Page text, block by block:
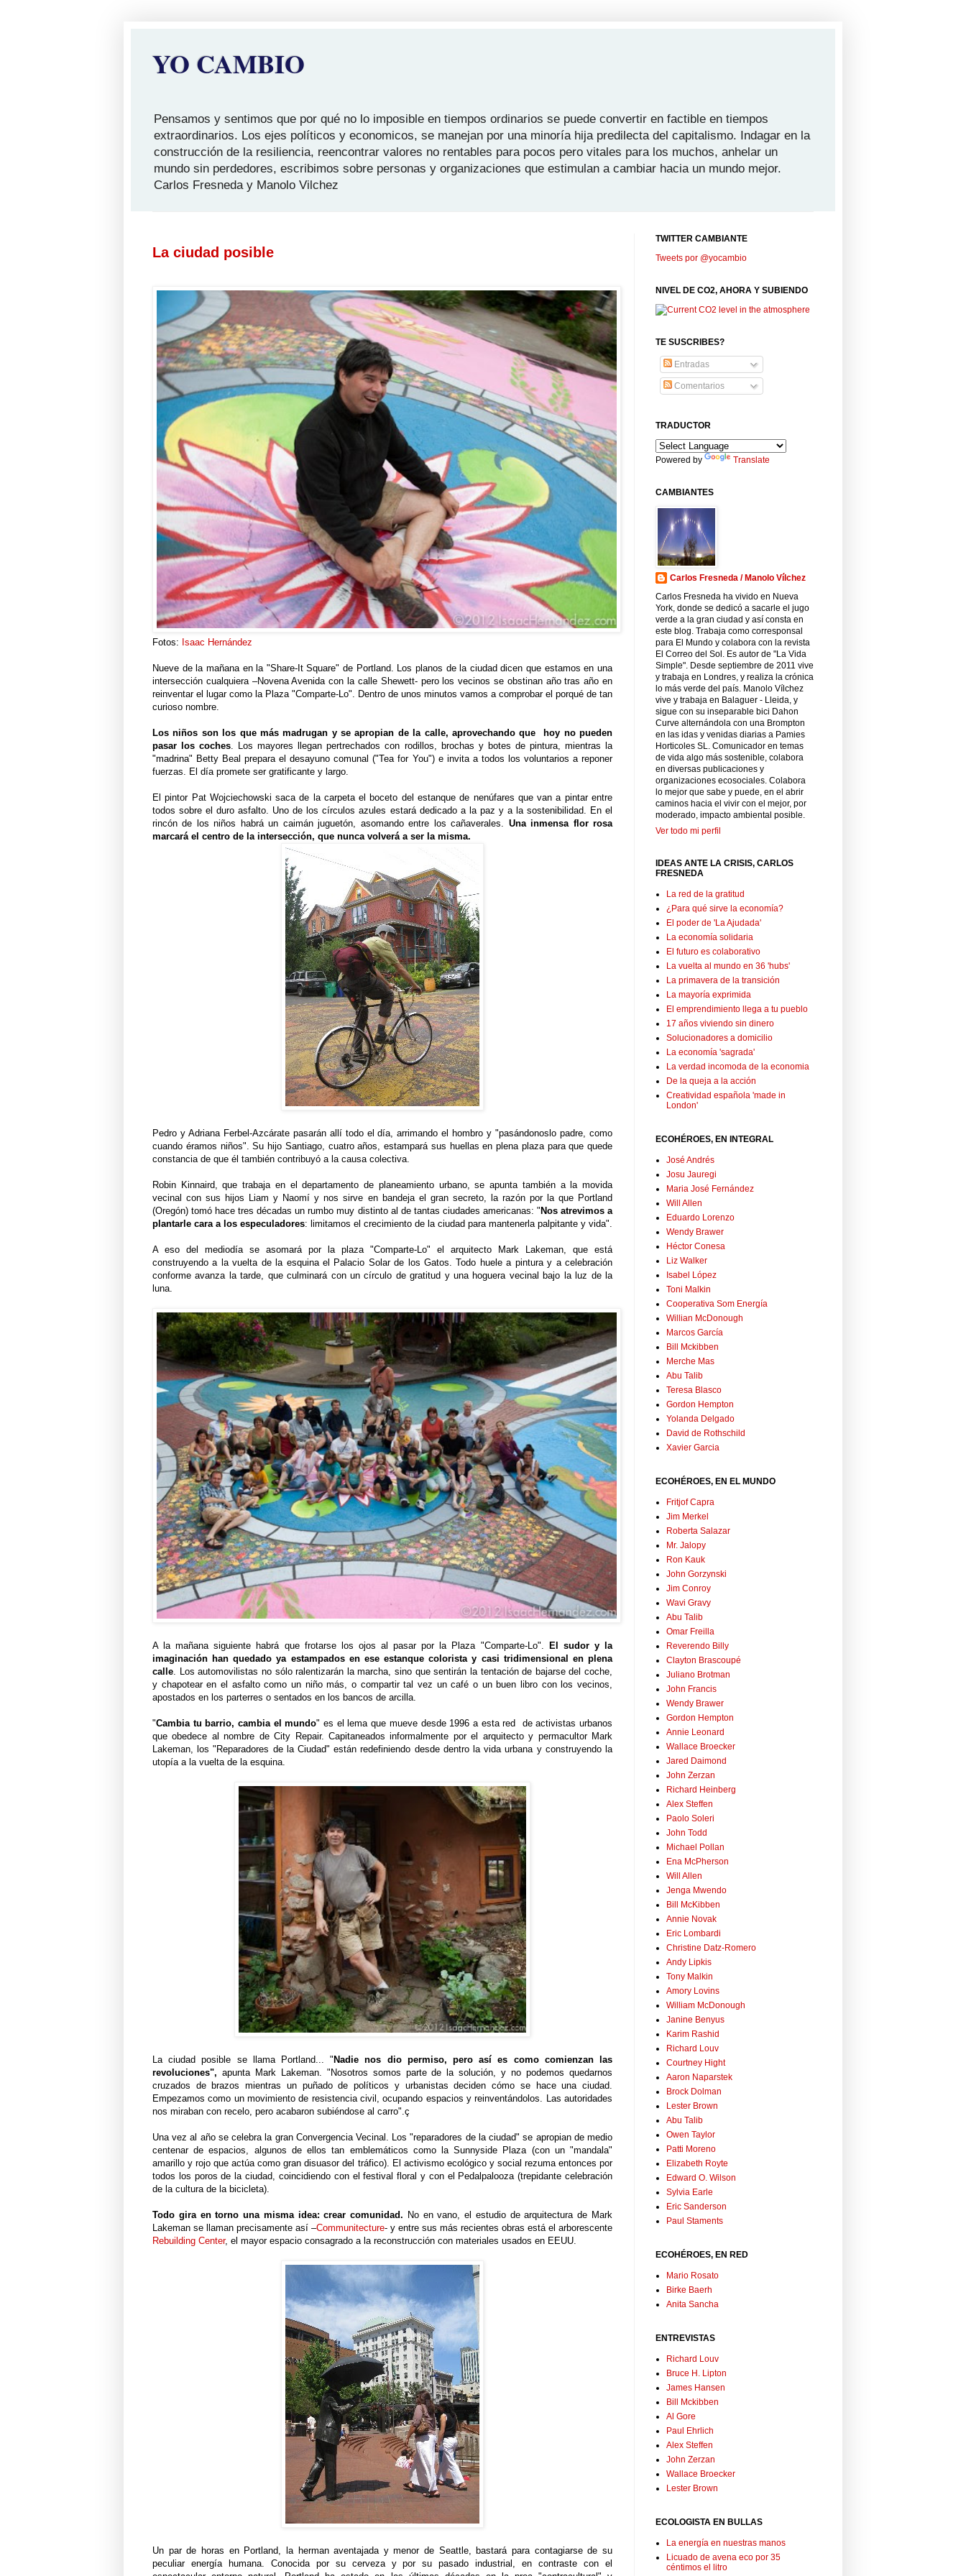
YO CAMBIO
Pensamos y sentimos que por qué no lo imposible en tiempos ordinarios se puede convertir en factible en tiempos
extraordinarios. Los ejes políticos y economicos, se manejan por una minoría hija predilecta del capitalismo. Indagar en la
construcción de la resiliencia, reencontrar valores no rentables para pocos pero vitales para los muchos, anhelar un
mundo sin perdedores, escribimos sobre personas y organizaciones que estimulan a cambiar hacia un mundo mejor.
Carlos Fresneda y Manolo Vilchez
La ciudad posible
Fotos: Isaac Hernández
Nueve de la mañana en la "Share-It Square" de Portland. Los planos de la ciudad dicen que estamos en una
intersección cualquiera –Novena Avenida con la calle Shewett- pero los vecinos se obstinan año tras año en
reinventar el lugar como la Plaza "Comparte-Lo". Dentro de unos minutos vamos a comprobar el porqué de tan
curioso nombre.
Los niños son los que más madrugan y se apropian de la calle, aprovechando que hoy no pueden
pasar los coches . Los mayores llegan pertrechados con rodillos, brochas y botes de pintura, mientras la
"madrina" Betty Beal prepara el desayuno comunal ("Tea for You") e invita a todos los voluntarios a reponer
fuerzas. El día promete ser gratificante y largo.
El pintor Pat Wojciechowski saca de la carpeta el boceto del estanque de nenúfares que van a pintar entre
todos sobre el duro asfalto. Uno de los círculos azules estará dedicado a la paz y a la sostenibilidad. En el
rincón de los niños habrá un caimán juguetón, asomando entre los cañaverales.
Una inmensa flor rosa
marcará el centro de la intersección, que nunca volverá a ser la misma.
Pedro y Adriana Ferbel-Azcárate pasarán allí todo el día, arrimando el hombro y "pasándonoslo padre, como
cuando éramos niños". Su hijo Santiago, cuatro años, estampará sus huellas en plena plaza para que quede
constancia de que él también contribuyó a la causa colectiva.
Robin Kinnaird, que trabaja en el departamento de planeamiento urbano, se apunta también a la movida
vecinal con sus hijos Liam y Naomí y nos sirve en bandeja el gran secreto, la razón por la que Portland
(Oregón) tomó hace tres décadas un rumbo muy distinto al de tantas ciudades americanas: "Nos atrevimos a
plantarle cara a los especuladores: limitamos el crecimiento de la ciudad para mantenerla palpitante y vida".
A eso del mediodía se asomará por la plaza "Comparte-Lo" el arquitecto Mark Lakeman, que está
construyendo a la vuelta de la esquina el Palacio Solar de los Gatos. Todo huele a pintura y a celebración
conforme avanza la tarde, que culminará con un círculo de gratitud y una hoguera vecinal bajo la luz de la
luna.
A la mañana siguiente habrá que frotarse los ojos al pasar por la Plaza "Comparte-Lo". El sudor y la
imaginación han quedado ya estampados en ese estanque colorista y casi tridimensional en plena
calle . Los automovilistas no sólo ralentizarán la marcha, sino que sentirán la tentación de bajarse del coche,
y chapotear en el asfalto como un niño más, o compartir tal vez un café o un buen libro con los vecinos,
apostados en los parterres o sentados en los bancos de arcilla.
"Cambia tu barrio, cambia el mundo" es el lema que mueve desde 1996 a esta red de activistas urbanos
que obedece al nombre de City Repair. Capitaneados informalmente por el arquitecto y permacultor Mark
Lakeman, los "Reparadores de la Ciudad" están redefiniendo desde dentro la vida urbana y construyendo la
utopía a la vuelta de la esquina.
La ciudad posible se llama Portland... "Nadie nos dio permiso, pero así es como comienzan las
revoluciones", apunta Mark Lakeman. "Nosotros somos parte de la solución, y no podemos quedarnos
cruzados de brazos mientras un puñado de políticos y urbanistas deciden cómo se hace una ciudad.
Empezamos como un movimiento de resistencia civil, ocupando espacios y reinventándolos. Las autoridades
nos miraban con recelo, pero acabaron subiéndose al carro".ç
Una vez al año se celebra la gran Convergencia Vecinal. Los "reparadores de la ciudad" se apropian de medio
centenar de espacios, algunos de ellos tan emblemáticos como la Sunnyside Plaza (con un "mandala"
amarillo y rojo que actúa como gran disuasor del tráfico). El activismo ecológico y social rezuma entonces por
todos los poros de la ciudad, coincidiendo con el festival floral y con el Pedalpalooza (trepidante celebración
de la cultura de la bicicleta).
Todo gira en torno una misma idea: crear comunidad. No en vano, el estudio de arquitectura de Mark
Lakeman se llaman precisamente así –Communitecture- y entre sus más recientes obras está el arborescente
Rebuilding Center, el mayor espacio consagrado a la reconstrucción con materiales usados en EEUU.
Un par de horas en Portland, la herman aventajada y menor de Seattle, bastará para contagiarse de su
peculiar energía humana. Conocida por su cerveza y por su pasado industrial, en contraste con el
TWITTER CAMBIANTE
Tweets por @yocambio
NIVEL DE CO2, AHORA Y SUBIENDO
TE SUSCRIBES?
Entradas
Comentarios
TRADUCTOR
Powered by Translate
CAMBIANTES
Carlos Fresneda / Manolo Vílchez
Carlos Fresneda ha vivido en Nueva
York, donde se dedicó a sacarle el jugo
verde a la gran ciudad y así consta en
este blog. Trabaja como corresponsal
para El Mundo y colabora con la revista
El Correo del Sol. Es autor de "La Vida
Simple". Desde septiembre de 2011 vive
y trabaja en Londres, y realiza la crónica
lo más verde del país. Manolo Vílchez
vive y trabaja en Balaguer - Lleida, y
sigue con su inseparable bici Dahon
Curve alternándola con una Brompton
en las idas y venidas diarias a Pamies
Horticoles SL. Comunicador en temas
de vida algo más sostenible, colabora
en diversas publicaciones y
organizaciones ecosociales. Colabora
lo mejor que sabe y puede, en el abrir
caminos hacia el vivir con el mejor, por
moderado, impacto ambiental posible.
Ver todo mi perfil
IDEAS ANTE LA CRISIS, CARLOS
FRESNEDA
La red de la gratitud
¿Para qué sirve la economía?
El poder de 'La Ajudada'
La economía solidaria
El futuro es colaborativo
La vuelta al mundo en 36 'hubs'
La primavera de la transición
La mayoría exprimida
El emprendimiento llega a tu pueblo
17 años viviendo sin dinero
Solucionadores a domicilio
La economía 'sagrada'
La verdad incomoda de la economia
De la queja a la acción
Creatividad española 'made in
London'
ECOHÉROES, EN INTEGRAL
José Andrés
Josu Jauregi
Maria José Fernández
Will Allen
Eduardo Lorenzo
Wendy Brawer
Héctor Conesa
Liz Walker
Isabel López
Toni Malkin
Cooperativa Som Energía
Willian McDonough
Marcos García
Bill Mckibben
Merche Mas
Abu Talib
Teresa Blasco
Gordon Hempton
Yolanda Delgado
David de Rothschild
Xavier Garcia
ECOHÉROES, EN EL MUNDO
Fritjof Capra
Jim Merkel
Roberta Salazar
Mr. Jalopy
Ron Kauk
John Gorzynski
Jim Conroy
Wavi Gravy
Abu Talib
Omar Freilla
Reverendo Billy
Clayton Brascoupé
Juliano Brotman
John Francis
Wendy Brawer
Gordon Hempton
Annie Leonard
Wallace Broecker
Jared Daimond
John Zerzan
Richard Heinberg
Alex Steffen
Paolo Soleri
John Todd
Michael Pollan
Ena McPherson
Will Allen
Jenga Mwendo
Bill McKibben
Annie Novak
Eric Lombardi
Christine Datz-Romero
Andy Lipkis
Tony Malkin
Amory Lovins
William McDonough
Janine Benyus
Karim Rashid
Richard Louv
Courtney Hight
Aaron Naparstek
Brock Dolman
Lester Brown
Abu Talib
Owen Taylor
Patti Moreno
Elizabeth Royte
Edward O. Wilson
Sylvia Earle
Eric Sanderson
Paul Staments
ECOHÉROES, EN RED
Mario Rosato
Birke Baerh
Anita Sancha
ENTREVISTAS
Richard Louv
Bruce H. Lipton
James Hansen
Bill Mckibben
Al Gore
Paul Ehrlich
Alex Steffen
John Zerzan
Wallace Broecker
Lester Brown
ECOLOGISTA EN BULLAS
La energía en nuestras manos
Licuado de avena eco por 35
céntimos el litro